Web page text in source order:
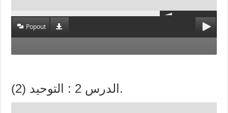
Popout
الدرس 2 : التوحيد (2).